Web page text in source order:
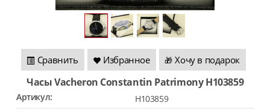
Сравнить Избранное 🎁 Хочу в подарок
Часы Vacheron Constantin Patrimony H103859
Артикул:
H103859